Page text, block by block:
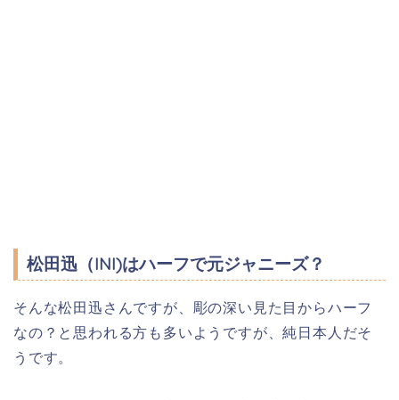
松田迅（INI)はハーフで元ジャニーズ？
そんな松田迅さんですが、彫の深い見た目からハーフ
なの？と思われる方も多いようですが、純日本人だそ
うです。